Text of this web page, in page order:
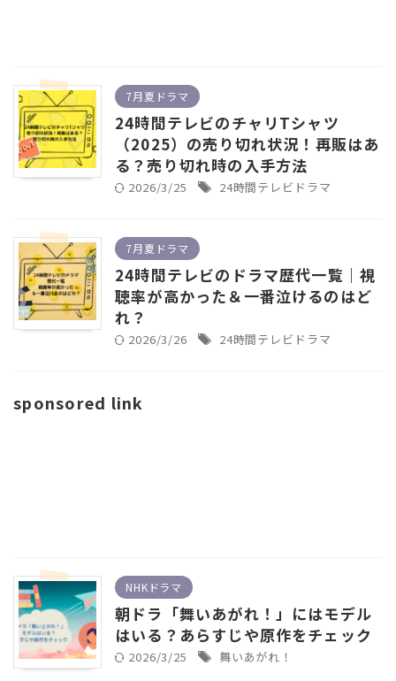
7月夏ドラマ
24時間テレビのチャリTシャツ
（2025）の売り切れ状況！再販はあ
る？売り切れ時の入手方法
2026/3/25 24時間テレビドラマ
7月夏ドラマ
24時間テレビのドラマ歴代一覧｜視
聴率が高かった＆一番泣けるのはど
れ？
2026/3/26 24時間テレビドラマ
sponsored link
NHKドラマ
朝ドラ「舞いあがれ！」にはモデル
はいる？あらすじや原作をチェック
2026/3/25 舞いあがれ！